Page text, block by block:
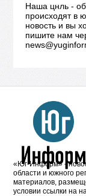
Наша цнль -
происходят в
новость и вы
пишите нам
«Юг-Информ» -
области и южного
материалов,
условии ссылки на